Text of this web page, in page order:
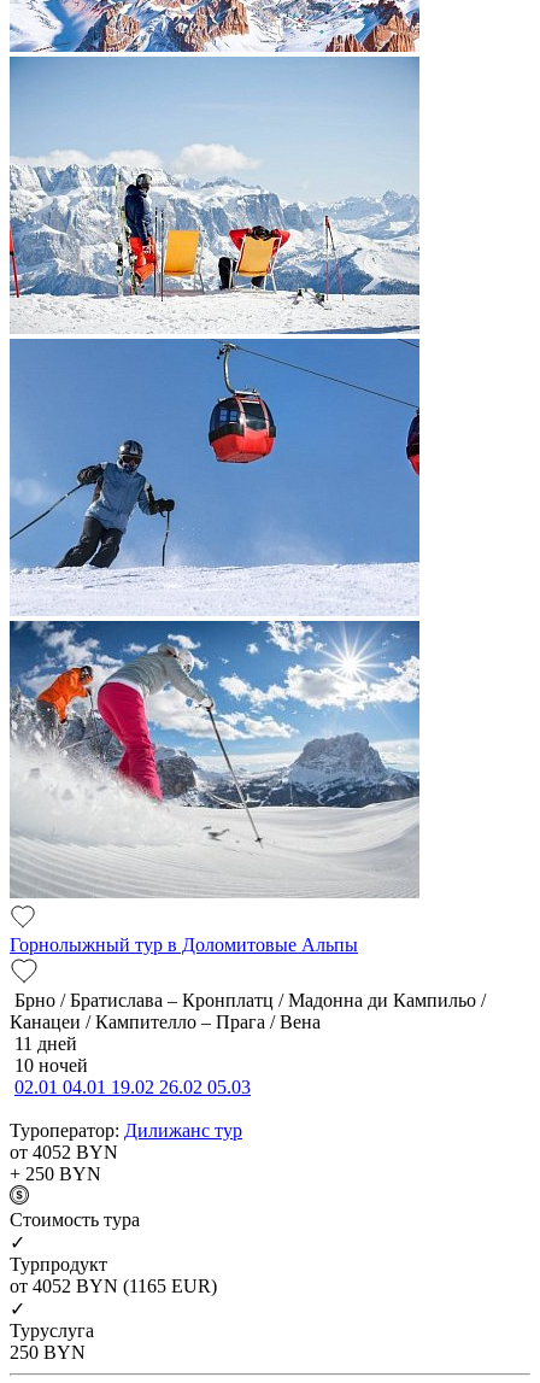
Горнолыжный тур в Доломитовые Альпы
Брно / Братислава – Кронплатц / Мадонна ди Кампильо /
Канацеи / Кампителло – Прага / Вена
11 дней
10 ночей
02.01 04.01 19.02 26.02 05.03
Туроператор: Дилижанс тур
от 4052 BYN
+ 250 BYN
Cтоимость тура
✓
Турпродукт
от 4052 BYN (1165 EUR)
✓
Туруслуга
250 BYN